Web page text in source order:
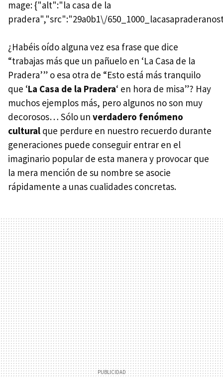
mage: {"alt":"la casa de la
pradera","src":"29a0b1\/
¿Habéis oído alguna vez esa frase que dice
“trabajas más que un pañuelo en ‘La Casa de la
Pradera’” o esa otra de “Esto está más tranquilo
que ‘La Casa de la Pradera‘ en hora de misa”? Hay
muchos ejemplos más, pero algunos no son muy
decorosos… Sólo un verdadero fenómeno
cultural que perdure en nuestro recuerdo durante
generaciones puede conseguir entrar en el
imaginario popular de esta manera y provocar que
la mera mención de su nombre se asocie
rápidamente a unas cualidades concretas.